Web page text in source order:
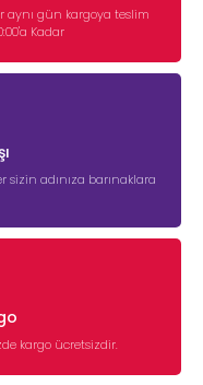
aynı gün kargoya teslim
Kadar
sizin adınıza barınaklara
kargo ücretsizdir.